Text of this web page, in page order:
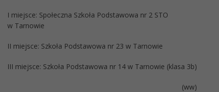
I miejsce: Społeczna Szkoła Podstawowa nr 2 STO
w Tarnowie
II miejsce: Szkoła Podstawowa nr 23 w Tarnowie
III miejsce: Szkoła Podstawowa nr 14 w Tarnowie (klasa 3b)
(ww)